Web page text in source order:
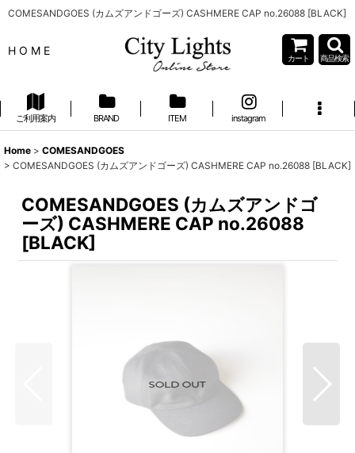
COMESANDGOES (カムズアンドゴーズ) CASHMERE CAP no.26088 [BLACK]
H O M E
カート 商品検索
ご利用案内 BRAND ITEM instagram
Home > COMESANDGOES
> COMESANDGOES (カムズアンドゴーズ) CASHMERE CAP no.26088 [BLACK]
COMESANDGOES (カムズアンドゴ
ーズ) CASHMERE CAP no.26088
[BLACK]